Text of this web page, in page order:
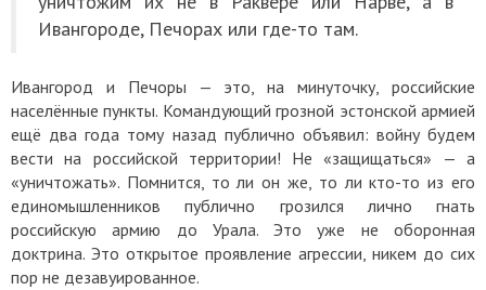
Ивангороде, Печорах или где-то там.
Ивангород и Печоры — это, на минуточку, российские
населённые пункты. Командующий грозной эстонской армией
ещё два года тому назад публично объявил: войну будем
вести на российской территории! Не «защищаться» — а
«уничтожать». Помнится, то ли он же, то ли кто-то из его
единомышленников публично грозился лично гнать
российскую армию до Урала. Это уже не оборонная
доктрина. Это открытое проявление агрессии, никем до сих
пор не дезавуированное.